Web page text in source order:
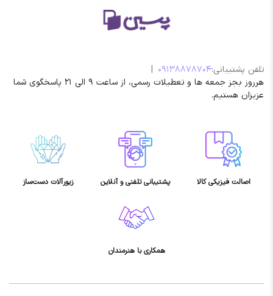
تلفن پشتیبانی:09138878704
|
هرروز بجز جمعه ها و تعطیلات رسمی، از ساعت 9 الی 21 پاسخگوی شما
عزیزان هستیم.
اصالت فیزیکی کالا پشتیبانی تلفنی و آنلاین زیورآلات دست‌ساز
همکاری با هنرمندان